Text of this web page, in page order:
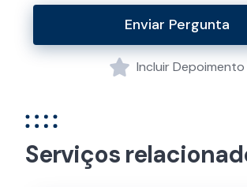
Enviar Pergunta
Incluir Depoimento
Serviços